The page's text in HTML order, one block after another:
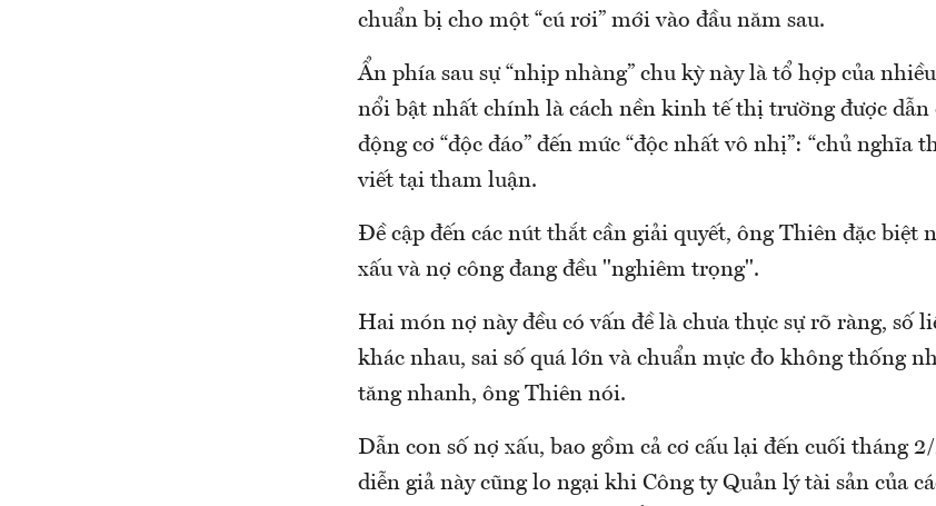
chuẩn bị cho một “cú rơi” mới vào đầu năm sau.
Ẩn phía sau sự “nhịp nhàng” chu kỳ này là tổ hợp của
nổi bật nhất chính là cách nền kinh tế thị trường được
động cơ “độc đáo” đến mức “độc nhất vô nhị”: “chủ nghĩa
viết tại tham luận.
Đề cập đến các nút thắt cần giải quyết, ông Thiên đặc biệt
xấu và nợ công đang đều "nghiêm trọng".
Hai món nợ này đều có vấn đề là chưa thực sự rõ ràng, số
khác nhau, sai số quá lớn và chuẩn mực đo không thống
tăng nhanh, ông Thiên nói.
Dẫn con số nợ xấu, bao gồm cả cơ cấu lại đến cuối tháng
diễn giả này cũng lo ngại khi Công ty Quản lý tài sản của